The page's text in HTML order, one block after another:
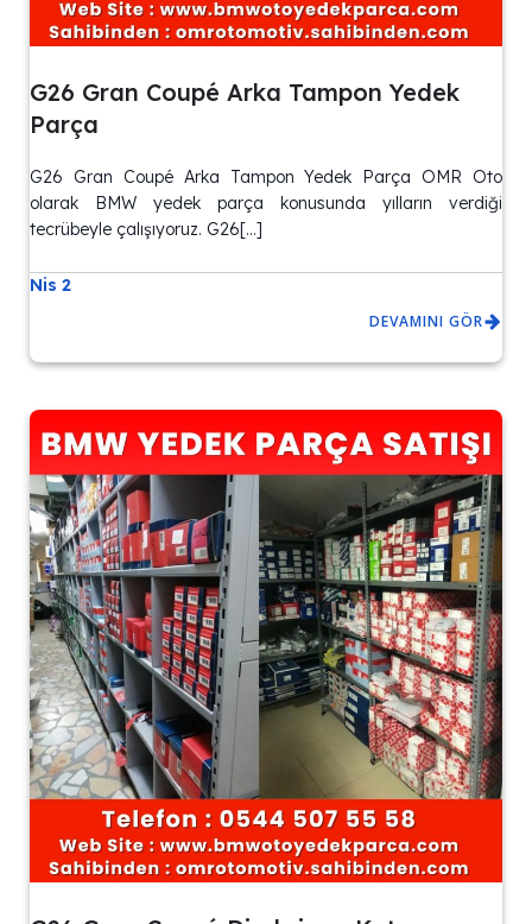
G26 Gran Coupé Arka Tampon Yedek
Parça
G26 Gran Coupé Arka Tampon Yedek Parça OMR Oto
olarak BMW yedek parça konusunda yılların verdiği
tecrübeyle çalışıyoruz. G26[…]
Nis 2
DEVAMINI GÖR